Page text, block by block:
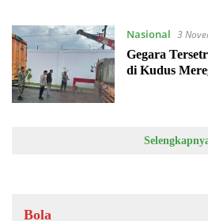
Nasional 3
Gegara
di Kudus
Bola